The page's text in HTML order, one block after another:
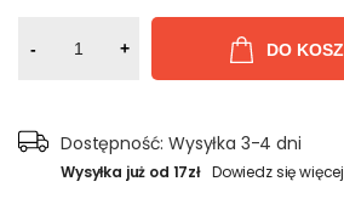
- + DO
Dostępność: Wysyłka 3-4 dni
Wysyłka już od 17zł Dowiedz się więcej